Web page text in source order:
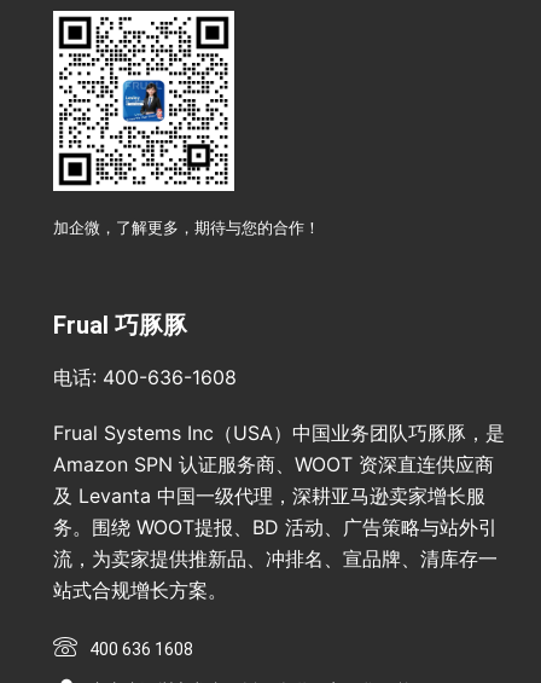
加企微，了解更多，期待与您的合作！
Frual 巧豚豚
电话: 400-636-1608
Frual Systems Inc（USA）中国业务团队巧豚豚，是
Amazon SPN 认证服务商、WOOT 资深直连供应商
及 Levanta 中国一级代理，深耕亚马逊卖家增长服
务。围绕 WOOT提报、BD 活动、广告策略与站外引
流，为卖家提供推新品、冲排名、宣品牌、清库存一
站式合规增长方案。
400 636 1608